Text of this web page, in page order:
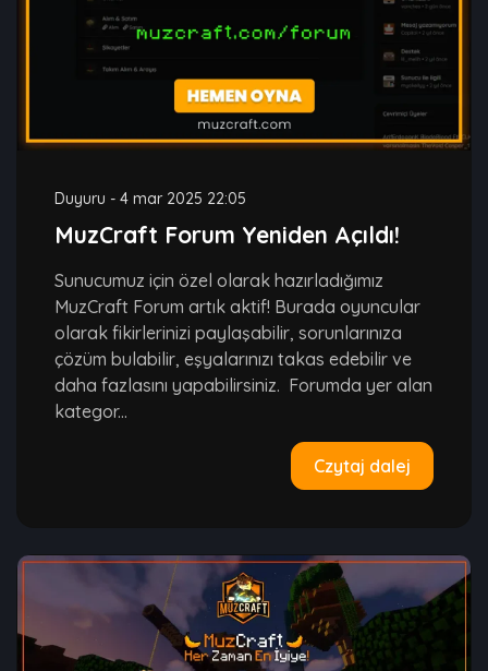
Duyuru - 4 mar 2025 22:05
MuzCraft Forum Yeniden Açıldı!
Sunucumuz için özel olarak hazırladığımız
MuzCraft Forum artık aktif! Burada oyuncular
olarak fikirlerinizi paylaşabilir, sorunlarınıza
çözüm bulabilir, eşyalarınızı takas edebilir ve
daha fazlasını yapabilirsiniz. Forumda yer alan
kategor...
Czytaj dalej